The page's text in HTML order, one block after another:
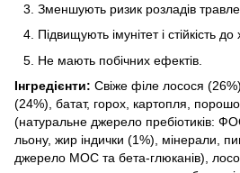
Зменшують ризик розладів
Підвищують імунітет і стійкість до
Не мають побічних ефектів.
Інгредієнти: Свіже філе лосося
(24%), батат, горох, картопля,
(натуральне джерело пребіотиків:
льону, жир індички (1%), мінерали,
джерело МОС та бета-глюканів),